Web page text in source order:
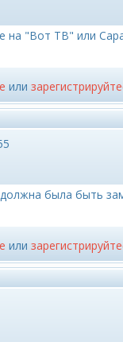
"Вот ТВ" или
или
была быть
или